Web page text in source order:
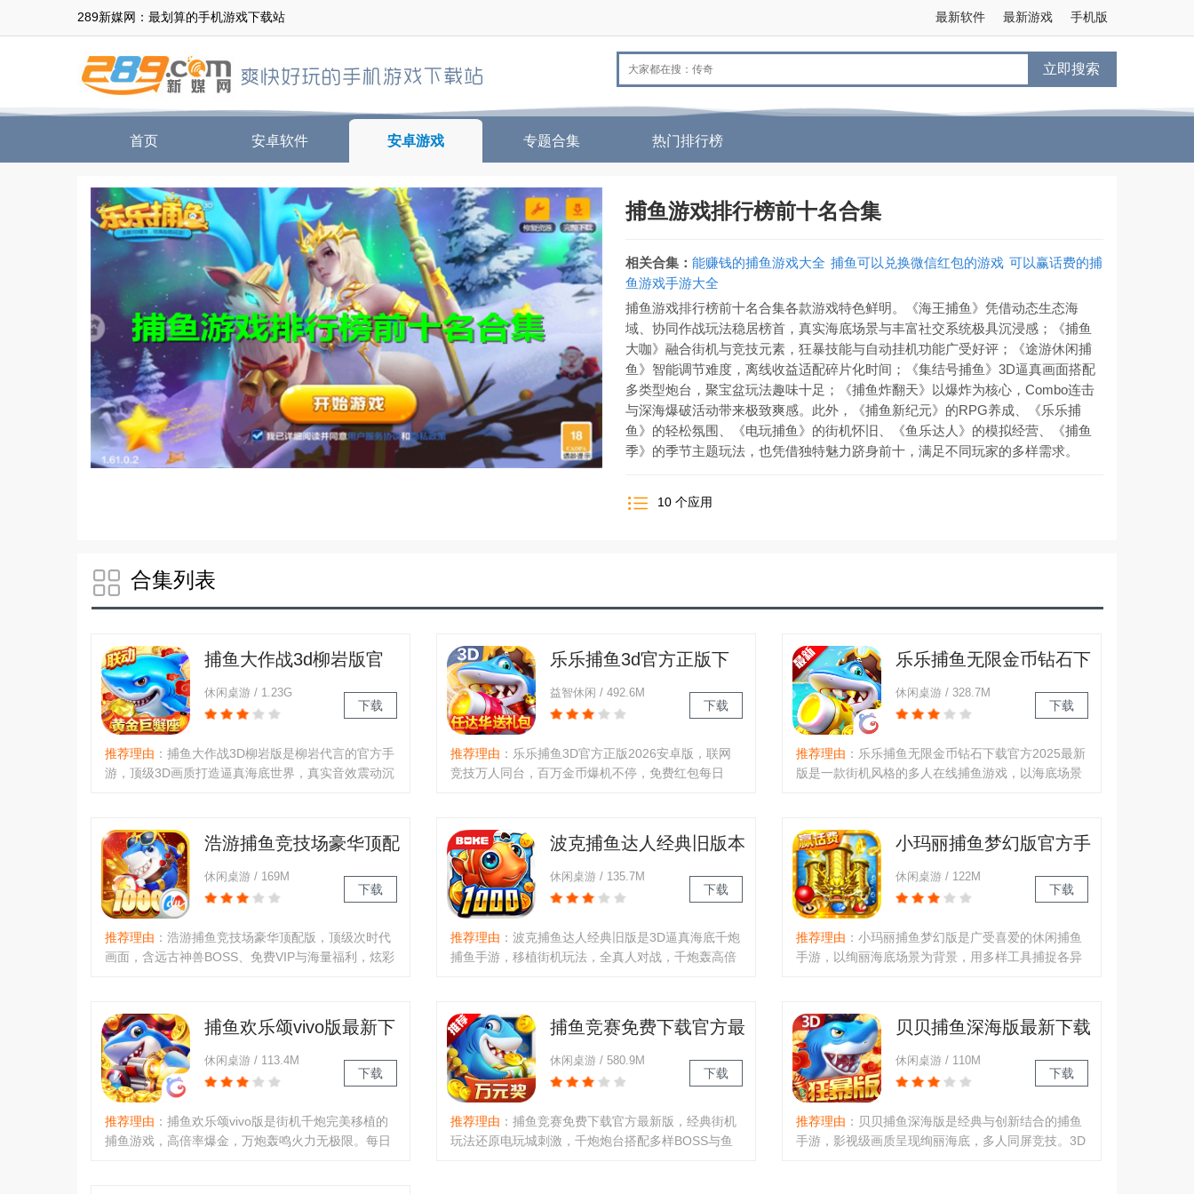
289新媒网：最划算的手机游戏下载站 手机版
最新游戏
最新软件
立即搜索
首页 安卓软件 安卓游戏 专题合集 热门排行榜
捕鱼游戏排行榜前十名合集
相关合集： 能赚钱的捕鱼游戏大全 捕鱼可以兑换微信红包的游戏 可以赢话费的捕
鱼游戏手游大全
捕鱼游戏排行榜前十名合集各款游戏特色鲜明。《海王捕鱼》凭借动态生态海
域、协同作战玩法稳居榜首，真实海底场景与丰富社交系统极具沉浸感；《捕鱼
大咖》融合街机与竞技元素，狂暴技能与自动挂机功能广受好评；《途游休闲捕
鱼》智能调节难度，离线收益适配碎片化时间；《集结号捕鱼》3D逼真画面搭配
多类型炮台，聚宝盆玩法趣味十足；《捕鱼炸翻天》以爆炸为核心，Combo连击
与深海爆破活动带来极致爽感。此外，《捕鱼新纪元》的RPG养成、《乐乐捕
鱼》的轻松氛围、《电玩捕鱼》的街机怀旧、《鱼乐达人》的模拟经营、《捕鱼
季》的季节主题玩法，也凭借独特魅力跻身前十，满足不同玩家的多样需求。
10 个应用
合集列表
捕鱼大作战3d柳岩版官
方手游
休闲桌游 / 1.23G
下载
推荐理由 ：捕鱼大作战3D柳岩版是柳岩代言的官方手
游，顶级3D画质打造逼真海底世界，真实音效震动沉
器自由切换，爆率超高，还有每日登录、兑换码福利
与贵族特权，随时随地开启捕鱼之旅。..
乐乐捕鱼3d官方正版下
载2026最新安卓版
益智休闲 / 492.6M
下载
推荐理由 ：乐乐捕鱼3D官方正版2026安卓版，联网
竞技万人同台，百万金币爆机不停，免费红包每日
你轻松成为捕鱼王者。..
乐乐捕鱼无限金币钻石下
载官方2026最新版
休闲桌游 / 328.7M
下载
推荐理由 ：乐乐捕鱼无限金币钻石下载官方2025最新
版是一款街机风格的多人在线捕鱼游戏，以海底场景
李逵劈鱼等多种玩法。玩家通过调整炮台倍率和角度
射击鱼类，可捕获普通鱼种或..
浩游捕鱼竞技场豪华顶配
版下载官方最新版
休闲桌游 / 169M
下载
推荐理由 ：浩游捕鱼竞技场豪华顶配版，顶级次时代
画面，含远古神兽BOSS、免费VIP与海量福利，炫彩
海域场景、新小鱼，卡片兑换武器潜艇，强力道具助
捕鱼，操作轻松易上手，福利多多畅玩不停。..
波克捕鱼达人经典旧版本
下载官方手游
休闲桌游 / 135.7M
下载
推荐理由 ：波克捕鱼达人经典旧版是3D逼真海底千炮
捕鱼手游，移植街机玩法，全真人对战，千炮轰高倍
捕鱼体验。..
小玛丽捕鱼梦幻版官方手
游下载最新版
休闲桌游 / 122M
下载
推荐理由 ：小玛丽捕鱼梦幻版是广受喜爱的休闲捕鱼
手游，以绚丽海底场景为背景，用多样工具捕捉各异
排位战、赛事赢万元奖，还有幸运抽奖、新手礼包助
力，重温游戏厅爆机快感。..
捕鱼欢乐颂vivo版最新下
载官方版
休闲桌游 / 113.4M
下载
推荐理由 ：捕鱼欢乐颂vivo版是街机千炮完美移植的
捕鱼游戏，高倍率爆金，万炮轰鸣火力无极限。每日
捕鱼竞赛免费下载官方最
新版
休闲桌游 / 580.9M
下载
推荐理由 ：捕鱼竞赛免费下载官方最新版，经典街机
玩法还原电玩城刺激，千炮炮台搭配多样BOSS与鱼
贝贝捕鱼深海版最新下载
官方正版
休闲桌游 / 110M
下载
推荐理由 ：贝贝捕鱼深海版是经典与创新结合的捕鱼
手游，影视级画质呈现绚丽海底，多人同屏竞技。3D